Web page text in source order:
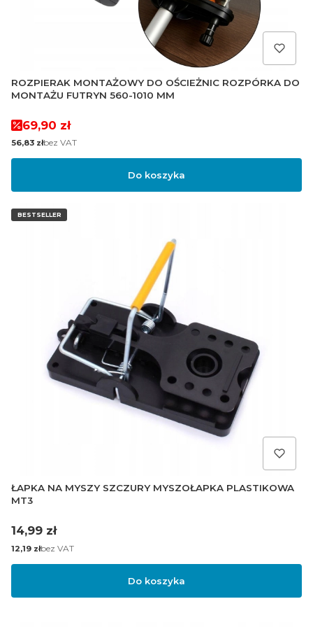
ROZPIERAK MONTAŻOWY DO OŚCIEŻNIC ROZPÓRKA DO
MONTAŻU FUTRYN 560-1010 MM
Cena promocyjna
69,90 zł
Cena
56,83 złbez VAT
Do koszyka
BESTSELLER
ŁAPKA NA MYSZY SZCZURY MYSZOŁAPKA PLASTIKOWA
MT3
Cena
14,99 zł
Cena
12,19 złbez VAT
Do koszyka